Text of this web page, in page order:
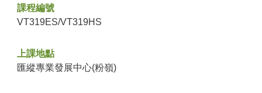
課程編號
VT319ES/VT319HS
上課地點
匯縱專業發展中心(粉嶺)